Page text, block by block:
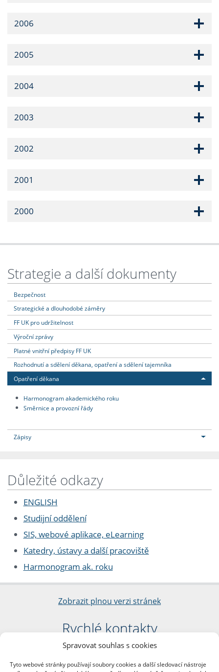
Spravovat souhlas s cookies
Tyto webové stránky používají soubory cookies a další sledovací nástroje
2006
2005
2004
2003
2002
2001
2000
Strategie a další dokumenty
Bezpečnost
Strategické a dlouhodobé záměry
FF UK pro udržitelnost
Výroční zprávy
Platné vnitřní předpisy FF UK
Rozhodnutí a sdělení děkana, opatření a sdělení tajemníka
Opatření děkana
Harmonogram akademického roku
Směrnice a provozní řády
Zápisy
Důležité odkazy
ENGLISH
Studijní oddělení
SIS, webové aplikace, eLearning
Katedry, ústavy a další pracoviště
Harmonogram ak. roku
Zobrazit plnou verzi stránek
Rychlé kontakty
Filozofická fakulta
nám. Jana Palacha 1/2